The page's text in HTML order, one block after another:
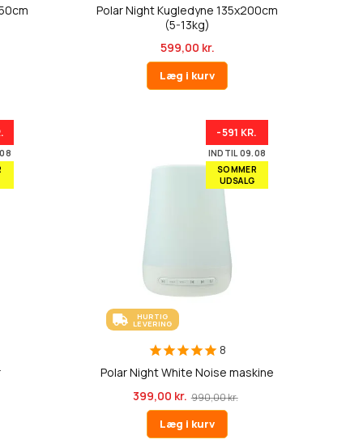
Polar Night Kugledyne 135x200cm
(5-13kg)
599,00 kr.
Læg i kurv
-591 KR.
INDTIL 09.08
SOMMER
UDSALG
HURTIG
LEVERING
8
Polar Night White Noise maskine
399,00 kr. 990,00 kr.
Læg i kurv